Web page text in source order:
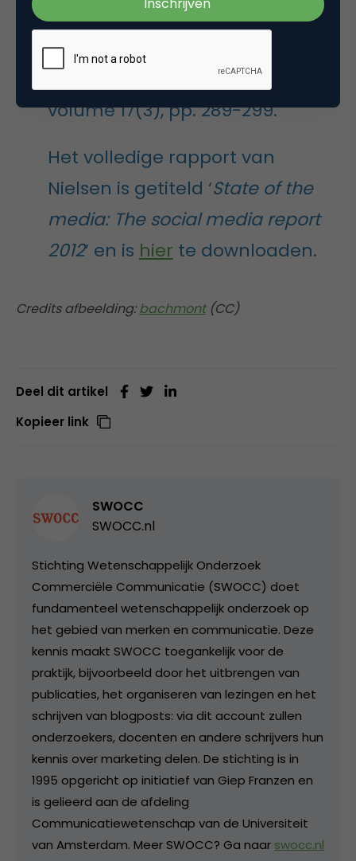
comments’ en verscheen in
Corporate Communications: An
International Journal (2012),
volume 17(3), pp. 289-299.
Het volledige rapport van
Nielsen is getiteld ‘State of the
media: The social media report
2012’ en is hier te downloaden.
Credits afbeelding:bachmont(CC)
Deel dit artikel
Kopieer link
SWOCC
SWOCC.nl
Stichting Wetenschappelijk Onderzoek
Commerciële Communicatie (SWOCC) doet
fundamenteel wetenschappelijk onderzoek op
het gebied van merken en communicatie. Deze
kennis maakt SWOCC toegankelijk voor de
praktijk, bijvoorbeeld door het uitbrengen van
publicaties, het organiseren van lezingen en het
schrijven van blogposts: via dit account zullen
onderzoekers, docenten en andere schrijvers hun
kennis over marketing delen. De stichting is in
1995 opgericht op initiatief van Giep Franzen en
is gelieerd aan de afdeling
Communicatiewetenschap van de Universiteit
van Amsterdam. Meer SWOCC? Ga naar swocc.nl